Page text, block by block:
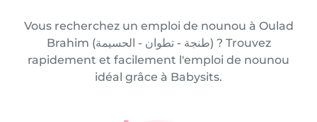
Vous recherchez un emploi de nounou à Oulad
Brahim (طنجة - تطوان - الحسيمة) ? Trouvez
rapidement et facilement l'emploi de nounou
idéal grâce à Babysits.